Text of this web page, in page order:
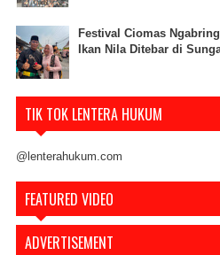
Festival Ciomas
Ikan Nila Ditebar di
TIK TOK LENTERA HUKUM
@lenterahukum.com
FEATURED VIDEO
ADVERTISEMENT